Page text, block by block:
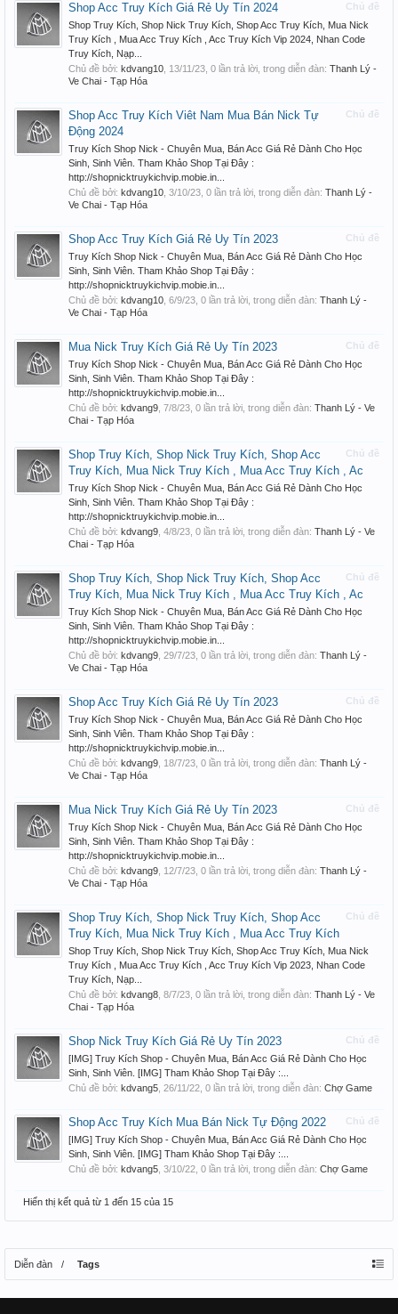
Chủ đề
Shop Acc Truy Kích Giá Rẻ Uy Tín 2024
Shop Truy Kích, Shop Nick Truy Kích, Shop Acc Truy Kích, Mua Nick
Truy Kích , Mua Acc Truy Kích , Acc Truy Kích Vip 2024, Nhan Code
Truy Kích, Nạp...
Chủ đề bởi: kdvang10 13/11/23 , 0 lần trả lời, trong diễn đàn: Thanh Lý -
Ve Chai - Tạp Hóa
Chủ đề
Shop Acc Truy Kích Viêt Nam Mua Bán Nick Tự
Động 2024
Truy Kích Shop Nick - Chuyên Mua, Bán Acc Giá Rẻ Dành Cho Học
Sinh, Sinh Viên. Tham Khảo Shop Tại Đây :
http://shopnicktruykichvip.mobie.in...
Chủ đề bởi: kdvang10 3/10/23 , 0 lần trả lời, trong diễn đàn: Thanh Lý -
Ve Chai - Tạp Hóa
Chủ đề
Shop Acc Truy Kích Giá Rẻ Uy Tín 2023
Truy Kích Shop Nick - Chuyên Mua, Bán Acc Giá Rẻ Dành Cho Học
Sinh, Sinh Viên. Tham Khảo Shop Tại Đây :
http://shopnicktruykichvip.mobie.in...
Chủ đề bởi: kdvang10 6/9/23 , 0 lần trả lời, trong diễn đàn: Thanh Lý -
Ve Chai - Tạp Hóa
Chủ đề
Mua Nick Truy Kích Giá Rẻ Uy Tín 2023
Truy Kích Shop Nick - Chuyên Mua, Bán Acc Giá Rẻ Dành Cho Học
Sinh, Sinh Viên. Tham Khảo Shop Tại Đây :
http://shopnicktruykichvip.mobie.in...
Chủ đề bởi: kdvang9 7/8/23 , 0 lần trả lời, trong diễn đàn: Thanh Lý - Ve
Chai - Tạp Hóa
Chủ đề
Shop Truy Kích, Shop Nick Truy Kích, Shop Acc
Truy Kích, Mua Nick Truy Kích , Mua Acc Truy Kích , Ac
Truy Kích Shop Nick - Chuyên Mua, Bán Acc Giá Rẻ Dành Cho Học
Sinh, Sinh Viên. Tham Khảo Shop Tại Đây :
http://shopnicktruykichvip.mobie.in...
Chủ đề bởi: kdvang9 4/8/23 , 0 lần trả lời, trong diễn đàn: Thanh Lý - Ve
Chai - Tạp Hóa
Chủ đề
Shop Truy Kích, Shop Nick Truy Kích, Shop Acc
Truy Kích, Mua Nick Truy Kích , Mua Acc Truy Kích , Ac
Truy Kích Shop Nick - Chuyên Mua, Bán Acc Giá Rẻ Dành Cho Học
Sinh, Sinh Viên. Tham Khảo Shop Tại Đây :
http://shopnicktruykichvip.mobie.in...
Chủ đề bởi: kdvang9 29/7/23 , 0 lần trả lời, trong diễn đàn: Thanh Lý -
Ve Chai - Tạp Hóa
Chủ đề
Shop Acc Truy Kích Giá Rẻ Uy Tín 2023
Truy Kích Shop Nick - Chuyên Mua, Bán Acc Giá Rẻ Dành Cho Học
Sinh, Sinh Viên. Tham Khảo Shop Tại Đây :
http://shopnicktruykichvip.mobie.in...
Chủ đề bởi: kdvang9 18/7/23 , 0 lần trả lời, trong diễn đàn: Thanh Lý -
Ve Chai - Tạp Hóa
Chủ đề
Mua Nick Truy Kích Giá Rẻ Uy Tín 2023
Truy Kích Shop Nick - Chuyên Mua, Bán Acc Giá Rẻ Dành Cho Học
Sinh, Sinh Viên. Tham Khảo Shop Tại Đây :
http://shopnicktruykichvip.mobie.in...
Chủ đề bởi: kdvang9 12/7/23 , 0 lần trả lời, trong diễn đàn: Thanh Lý -
Ve Chai - Tạp Hóa
Chủ đề
Shop Truy Kích, Shop Nick Truy Kích, Shop Acc
Truy Kích, Mua Nick Truy Kích , Mua Acc Truy Kích
Shop Truy Kích, Shop Nick Truy Kích, Shop Acc Truy Kích, Mua Nick
Truy Kích , Mua Acc Truy Kích , Acc Truy Kích Vip 2023, Nhan Code
Truy Kích, Nạp...
Chủ đề bởi: kdvang8 8/7/23 , 0 lần trả lời, trong diễn đàn: Thanh Lý - Ve
Chai - Tạp Hóa
Chủ đề
Shop Nick Truy Kích Giá Rẻ Uy Tín 2023
[IMG] Truy Kích Shop - Chuyên Mua, Bán Acc Giá Rẻ Dành Cho Học
Sinh, Sinh Viên. [IMG] Tham Khảo Shop Tại Đây :...
Chủ đề bởi: kdvang5 26/11/22 , 0 lần trả lời, trong diễn đàn: Chợ Game
Chủ đề
Shop Acc Truy Kích Mua Bán Nick Tự Động 2022
[IMG] Truy Kích Shop - Chuyên Mua, Bán Acc Giá Rẻ Dành Cho Học
Sinh, Sinh Viên. [IMG] Tham Khảo Shop Tại Đây :...
Chủ đề bởi: kdvang5 3/10/22 , 0 lần trả lời, trong diễn đàn: Chợ Game
Hiển thị kết quả từ 1 đến 15 của 15
Diễn đàn Tags